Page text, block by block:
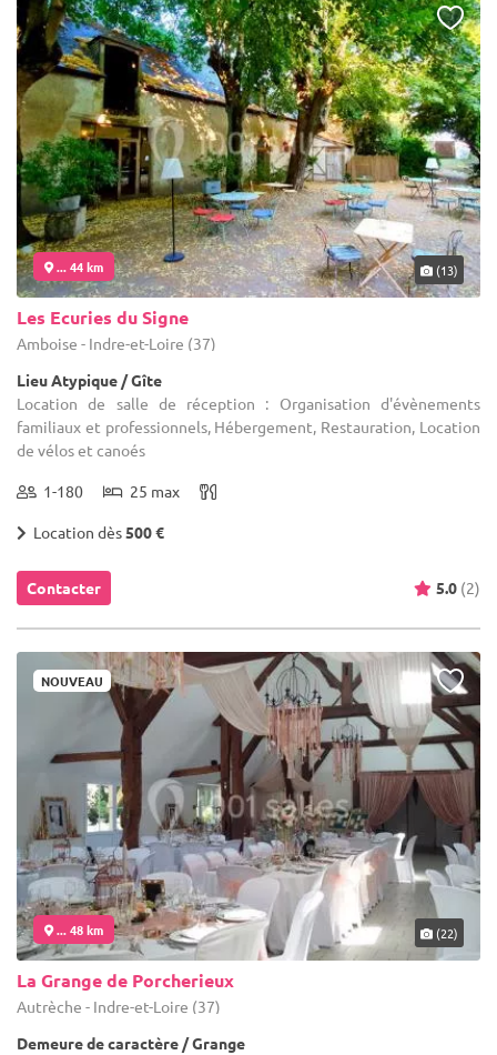
... 44 km (13)
Les Ecuries du Signe
Amboise - Indre-et-Loire (37)
Lieu Atypique / Gîte
Location de salle de réception : Organisation d'évènements
familiaux et professionnels, Hébergement, Restauration, Location
de vélos et canoés
1-180 25 max
Location dès500 €
Contacter 5.0 (2)
NOUVEAU
... 48 km (22)
La Grange de Porcherieux
Autrèche - Indre-et-Loire (37)
Demeure de caractère / Grange